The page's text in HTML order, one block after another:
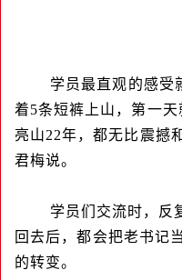
学员最直观的感受
着5条短裤上山，第一
亮山22年，都无比震撼
君梅说。
学员们交流时，反
回去后，都会把老书记
的转变。